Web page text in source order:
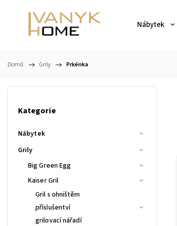
Nábytek
Domů / Grily / Prkénka
Kategorie
Nábytek
Grily
Big Green Egg
Kaiser Gril
Gril s ohništěm
příslušentví
grilovací nářadí